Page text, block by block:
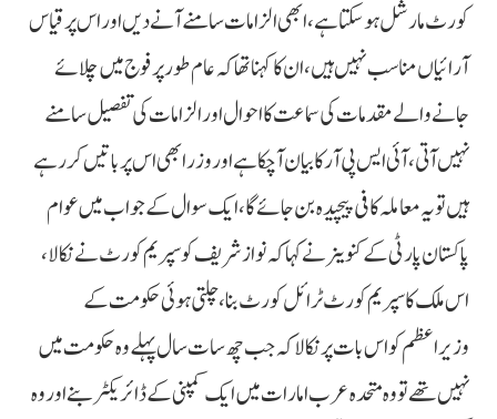
کورٹ مارشل ہو سکتا ہے، ابھی الزامات سامنے آنے دیں اور اس پر قیاس
آرائیاں مناسب نہیں ہیں، ان کا کہنا تھا کہ عام طور پر فوج میں چلائے
جانے والے مقدمات کی سماعت کا احوال اور الزامات کی تفصیل سامنے
نہیں آتی، آئی ایس پی آر کا بیان آ چکا ہے اور وزرا بھی اس پر باتیں کررہے
ہیں تو یہ معاملہ کافی پیچیدہ بن جائے گا، ایک سوال کے جواب میں عوام
پاکستان پارٹی کے کنوینر نے کہا کہ نواز شریف کو سپریم کورٹ نے نکالا،
اس ملک کا سپریم کورٹ ٹرائل کورٹ بنا، چلتی ہوئی حکومت کے
وزیراعظم کو اس بات پر نکالا کہ جب چھ سات سال پہلے وہ حکومت میں
نہیں تھے تو وہ متحدہ عرب امارات میں ایک کمپنی کے ڈائریکٹر بنے اور وہ